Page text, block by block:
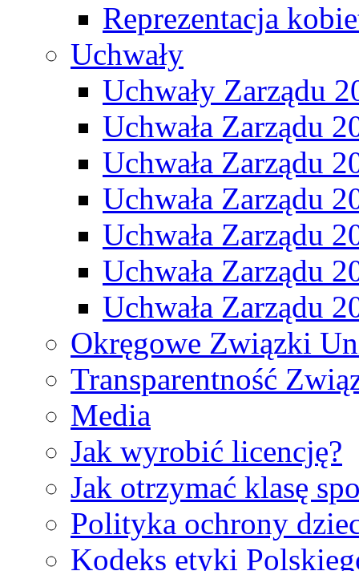
Reprezentacja
Uchwały
Uchwały Zarządu
Uchwała Zarządu
Uchwała Zarządu
Uchwała Zarządu
Uchwała Zarządu
Uchwała Zarządu
Uchwała Zarządu
Okręgowe Związki
Transparentność
Media
Jak wyrobić licencję?
Jak otrzymać klasę
Polityka ochrony
Kodeks etyki